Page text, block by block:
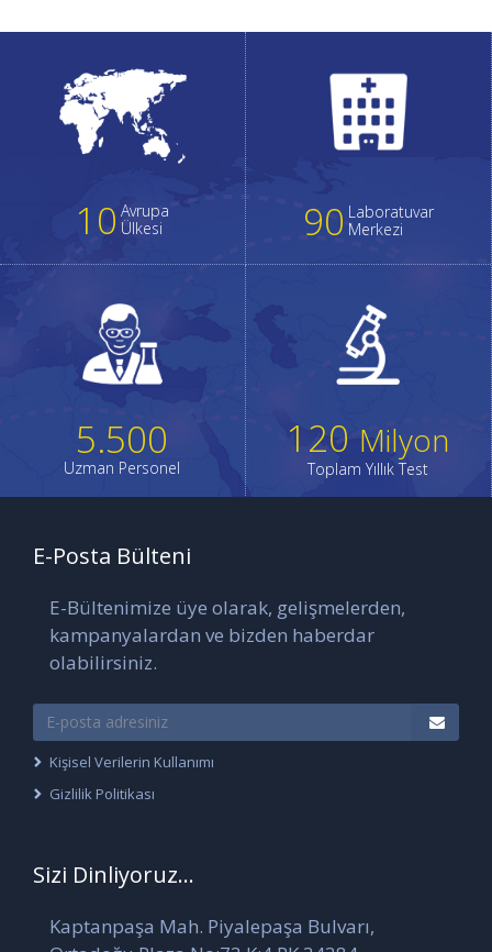
10 Avrupa
Ülkesi
90 Laboratuvar
Merkezi
5.500
Uzman Personel
120 Milyon
Toplam Yıllık Test
E-Posta Bülteni
E-Bültenimize üye olarak, gelişmelerden,
kampanyalardan ve bizden haberdar
olabilirsiniz.
Kişisel Verilerin Kullanımı
Gizlilik Politikası
Sizi Dinliyoruz...
Kaptanpaşa Mah. Piyalepaşa Bulvarı,